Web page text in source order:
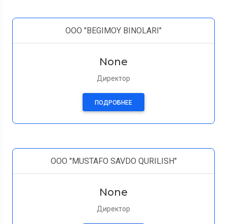
ООО "BEGIMOY BINOLARI"
None
Директор
ПОДРОБНЕЕ
OOO "MUSTAFO SAVDO QURILISH"
None
Директор